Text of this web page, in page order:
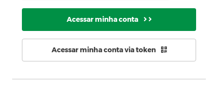
Acessar minha conta
Acessar minha conta via token